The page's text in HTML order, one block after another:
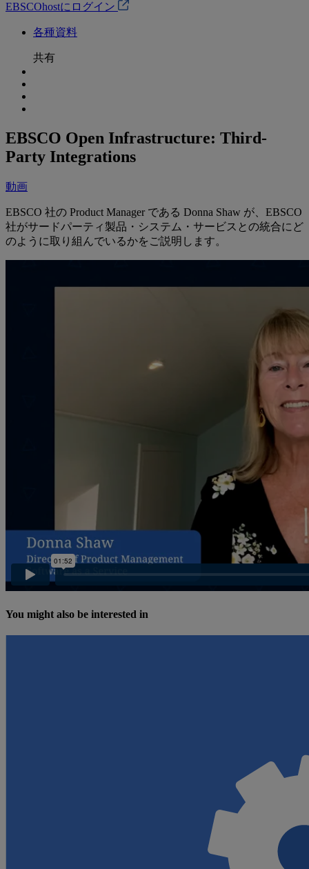
EBSCOhostにログイン
各種資料
共有
EBSCO Open Infrastructure: Third-
Party Integrations
動画
EBSCO 社の Product Manager である Donna Shaw が、EBSCO
社がサードパーティ製品・システム・サービスとの統合にど
のように取り組んでいるかをご説明します。
You might also be interested in